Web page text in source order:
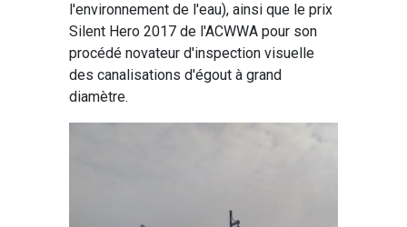
l'environnement de l'eau), ainsi que le prix
Silent Hero 2017 de l'ACWWA pour son
procédé novateur d'inspection visuelle
des canalisations d'égout à grand
diamètre.